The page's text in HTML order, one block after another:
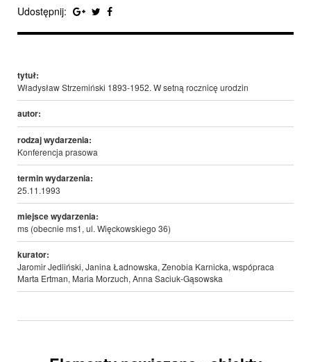
Udostępnij:
tytuł:
Władysław Strzemiński 1893-1952. W setną rocznicę urodzin
autor:
rodzaj wydarzenia:
Konferencja prasowa
termin wydarzenia:
25.11.1993
miejsce wydarzenia:
ms (obecnie ms1, ul. Więckowskiego 36)
kurator:
Jaromir Jedliński, Janina Ładnowska, Zenobia Karnicka, wspópraca
Marta Ertman, Maria Morzuch, Anna Saciuk-Gąsowska